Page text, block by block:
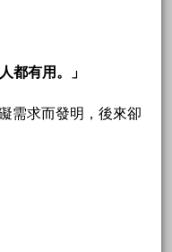
都有用。」
需求而發明，後來卻